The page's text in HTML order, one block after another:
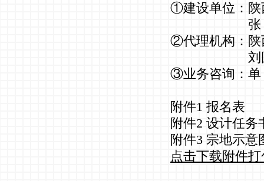
①建设单位：陕
张 霞
②代理机构：陕
刘圆圆
③业务咨询：
附件1 报名表
附件2 设计任务
附件3 宗地示意
点击下载附件